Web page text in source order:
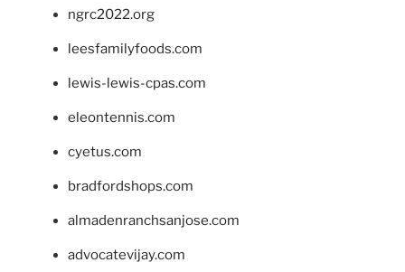
ngrc2022.org
leesfamilyfoods.com
lewis-lewis-cpas.com
eleontennis.com
cyetus.com
bradfordshops.com
almadenranchsanjose.com
advocatevijay.com